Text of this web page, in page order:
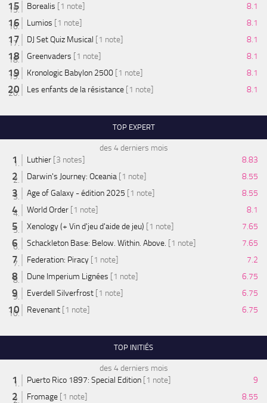
Borealis [1 note]
8.1
Lumios [1 note]
8.1
DJ Set Quiz Musical [1 note]
8.1
Greenvaders [1 note]
8.1
Kronologic Babylon 2500 [1 note]
8.1
Les enfants de la résistance [1 note] 8.1
TOP EXPERT
des 4 derniers mois
Luthier [3 notes]
8.83
Darwin's Journey: Oceania [1 note]
8.55
Age of Galaxy - édition 2025 [1 note]
8.55
World Order [1 note]
8.1
Xenology (+ Vin d'jeu d'aide de jeu) [1 note]
7.65
Schackleton Base: Below. Within. Above. [1 note]
7.65
Federation: Piracy [1 note]
7.2
Dune Imperium Lignées [1 note]
6.75
Everdell Silverfrost [1 note]
6.75
Revenant [1 note] 6.75
TOP INITIÉS
des 4 derniers mois
Puerto Rico 1897: Special Edition [1 note]
9
Fromage [1 note] 8.55